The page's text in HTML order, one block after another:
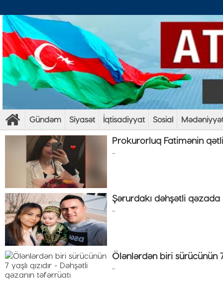
Gündəm Siyasət İqtisadiyyat Sosial
Prokurorluq Fatimənin
Şərurdakı dəhşətli
Ölənlərdən biri sürücünün